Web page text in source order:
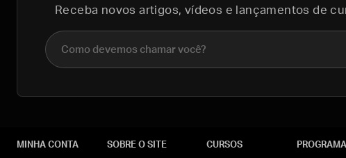
Receba novos artigos, vídeos e lançamentos de
Nome completo
MINHA CONTA SOBRE O SITE CURSOS